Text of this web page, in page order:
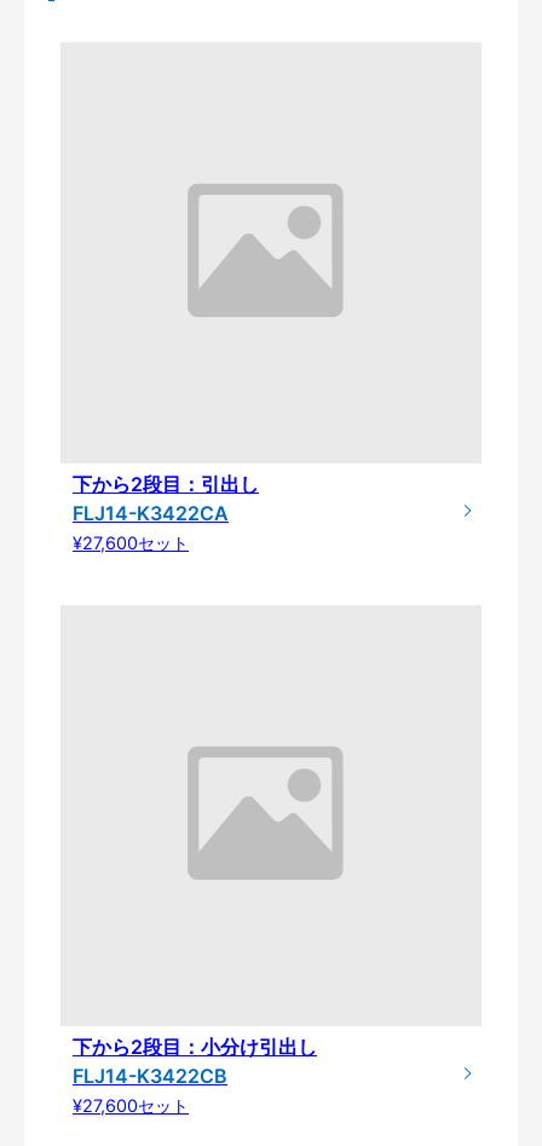
下から2段目：引出し
FLJ14-K3422CA
¥27,600セット
下から2段目：小分け引出し
FLJ14-K3422CB
¥27,600セット